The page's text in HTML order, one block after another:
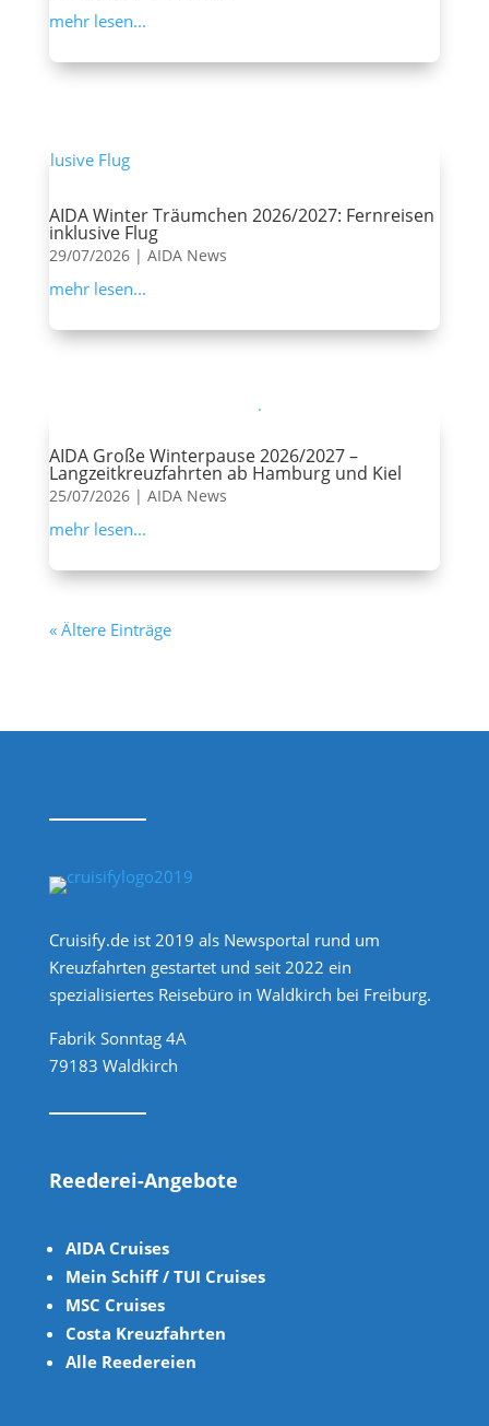
mehr lesen...
AIDA Winter Träumchen 2026/2027: Fernreisen
inklusive Flug
29/07/2026| AIDA News
mehr lesen...
AIDA Große Winterpause 2026/2027 –
Langzeitkreuzfahrten ab Hamburg und Kiel
25/07/2026| AIDA News
mehr lesen...
« Ältere Einträge
Cruisify.de ist 2019 als Newsportal rund um
Kreuzfahrten gestartet und seit 2022 ein
spezialisiertes Reisebüro in Waldkirch bei Freiburg.
Fabrik Sonntag 4A
79183 Waldkirch
Reederei-Angebote
AIDA Cruises
Mein Schiff / TUI Cruises
MSC Cruises
Costa Kreuzfahrten
Alle Reedereien